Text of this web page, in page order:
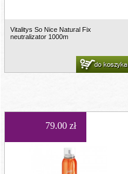
Vitalitys So Nice Natural Fix
neutralizator 1000m
do koszyka
79.00 zł